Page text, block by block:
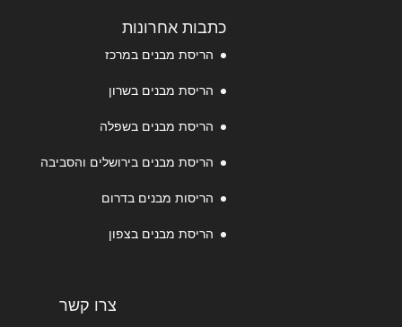
כתבות אחרונות
הריסת מבנים במרכז
הריסת מבנים בשרון
הריסת מבנים בשפלה
הריסת מבנים בירושלים והסביבה
הריסות מבנים בדרום
הריסת מבנים בצפון
צרו קשר